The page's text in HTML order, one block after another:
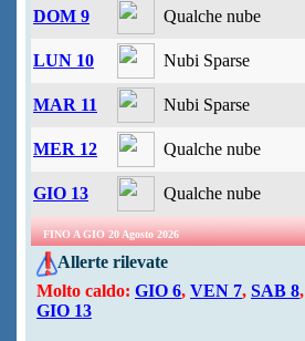
DOM 9 Qualche nube
LUN 10 Nubi Sparse
MAR 11 Nubi Sparse
MER 12 Qualche nube
GIO 13 Qualche nube
FINO A GIO 20 Agosto 2026
Allerte rilevate
Molto caldo: GIO 6, VEN 7, SAB 8,
GIO 13